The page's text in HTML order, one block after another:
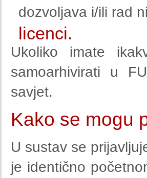
dozvoljava i/ili rad
licenci.
Ukoliko imate
samoarhivirati u
savjet.
Kako se mogu
U sustav se
je identično